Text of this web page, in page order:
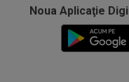
Noua Aplicaţie
Micael